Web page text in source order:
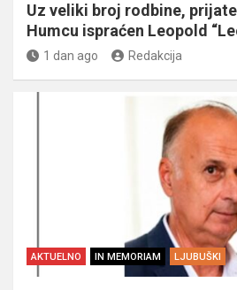
Uz veliki broj rodbine,
Humcu ispraćen Leopold
1 dan ago Redakcija
AKTUELNO IN MEMORIAM LJUBUŠKI